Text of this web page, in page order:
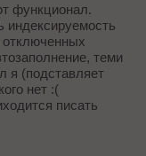
функционал.
индексируемость
теми
я (подставляет
нет :(
писать